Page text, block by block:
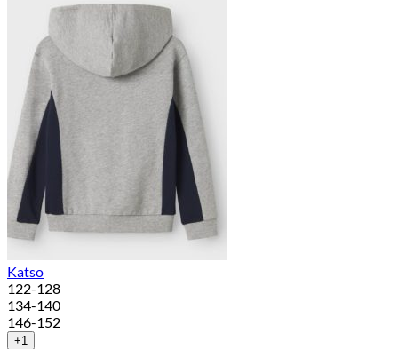
Katso
122-128
134-140
146-152
+1